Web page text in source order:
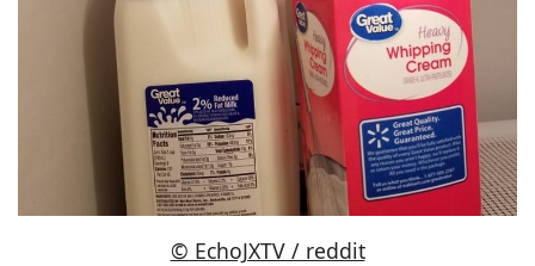
© EchoJXTV / reddit